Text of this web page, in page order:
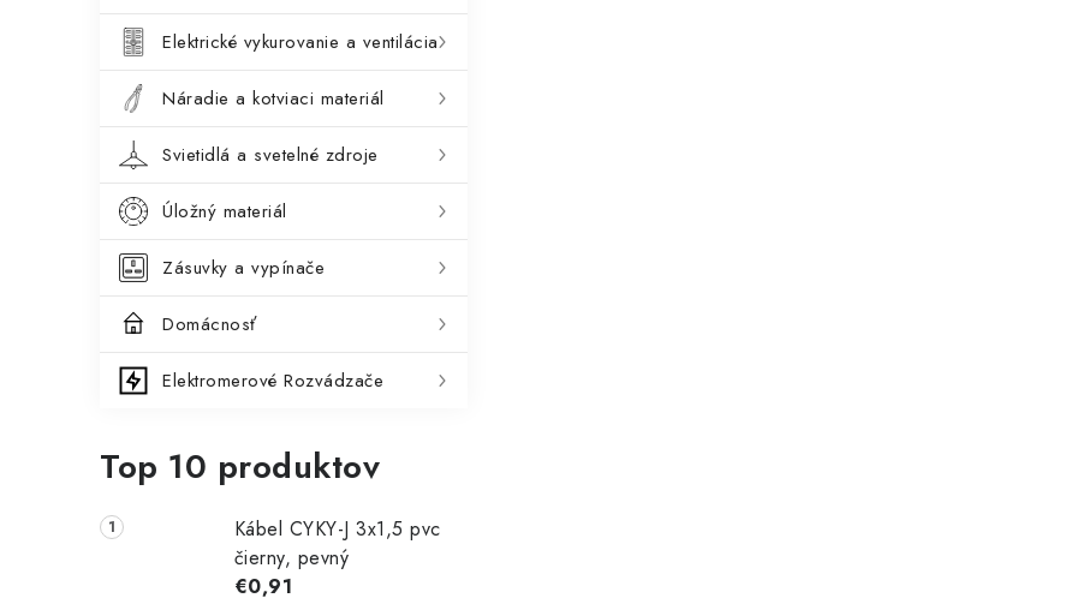
Elektrické vykurovanie a ventilácia
Náradie a kotviaci materiál
Svietidlá a svetelné zdroje
Úložný materiál
Zásuvky a vypínače
Domácnosť
Elektromerové Rozvádzače
Top 10 produktov
Kábel CYKY-J 3x1,5 pvc
čierny, pevný
€0,91